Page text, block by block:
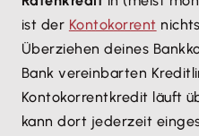
ist der Kontokorrent
Überziehen deines
Bank vereinbarten
Kontokorrentkredit läuft
kann dort jederzeit